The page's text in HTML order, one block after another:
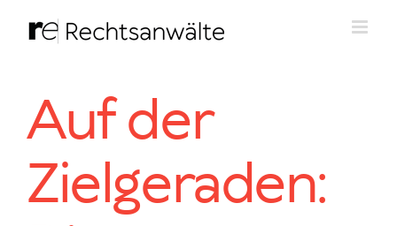
Inhalt
Auf der
Zielgeraden: